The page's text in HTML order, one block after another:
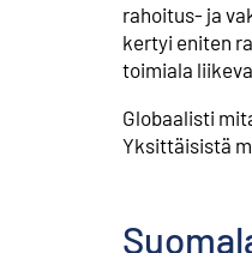
rahoitus- ja
kertyi eniten
toimiala
Globaalisti
Yksittäisistä